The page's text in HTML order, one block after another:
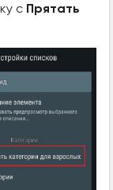
с Прятать